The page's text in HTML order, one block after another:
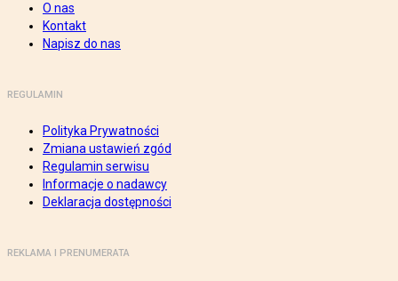
O nas
Kontakt
Napisz do nas
REGULAMIN
Polityka Prywatności
Zmiana ustawień zgód
Regulamin serwisu
Informacje o nadawcy
Deklaracja dostępności
REKLAMA I PRENUMERATA